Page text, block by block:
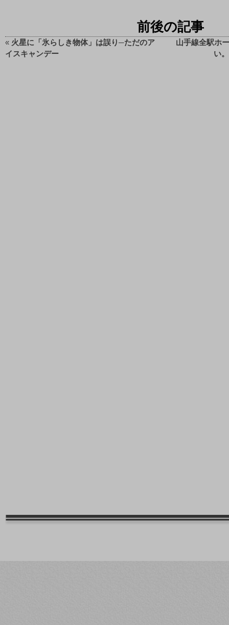
前後の記事
« 火星に「氷らしき物体」は誤り─ただのア
イスキャンデー
山手線全駅ホ
い